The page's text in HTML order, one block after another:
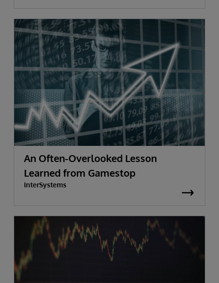
An Often-Overlooked Lesson
Learned from Gamestop
InterSystems